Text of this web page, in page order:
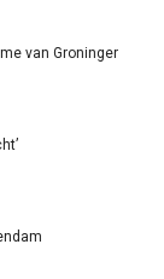
van Groninger